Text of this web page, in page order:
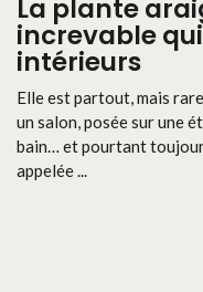
La plante
increvable
intérieurs
Elle est partout, mais
un salon, posée sur une
bain… et pourtant
appelée ...